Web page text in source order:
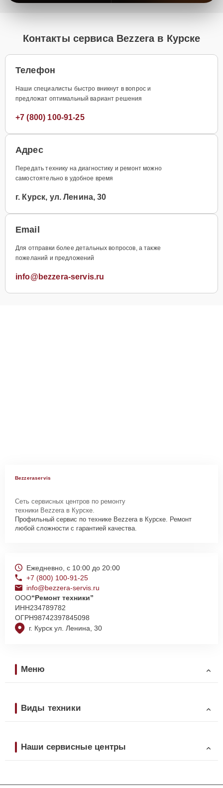
Контакты сервиса Bezzera в Курске
Телефон
Наши специалисты быстро вникнут в вопрос и
предложат оптимальный вариант решения
+7 (800) 100-91-25
Адрес
Передать технику на диагностику и ремонт можно
самостоятельно в удобное время
г. Курск, ул. Ленина, 30
Email
Для отправки более детальных вопросов, а также
пожеланий и предложений
info@bezzera-servis.ru
Bezzeraservis
Сеть сервисных центров по ремонту
техники Bezzera в Курске.
Профильный сервис по технике Bezzera в Курске. Ремонт
любой сложности с гарантией качества.
г. Курск ул. Ленина, 30
Ежедневно, с 10:00 до 20:00
+7 (800) 100-91-25
info@bezzera-servis.ru
ООО“Ремонт техники”
ИНН234789782
ОГРН98742397845098
Меню
Виды техники
Наши сервисные центры